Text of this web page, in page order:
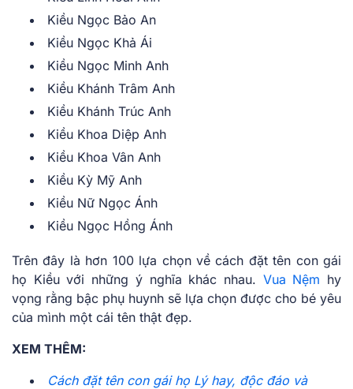
Kiều Ngọc Bảo An
Kiều Ngọc Khả Ái
Kiều Ngọc Minh Anh
Kiều Khánh Trâm Anh
Kiều Khánh Trúc Anh
Kiều Khoa Diệp Anh
Kiều Khoa Vân Anh
Kiều Kỳ Mỹ Anh
Kiều Nữ Ngọc Ánh
Kiều Ngọc Hồng Ánh
Trên đây là hơn 100 lựa chọn về cách đặt tên con gái
họ Kiều với những ý nghĩa khác nhau. Vua Nệm hy
vọng rằng bậc phụ huynh sẽ lựa chọn được cho bé yêu
của mình một cái tên thật đẹp.
XEM THÊM:
Cách đặt tên con gái họ Lý hay, độc đáo và